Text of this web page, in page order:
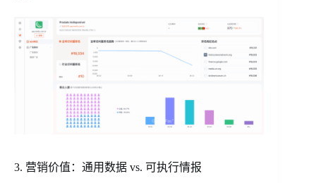
3. 营销价值：通用数据 vs. 可执行情报